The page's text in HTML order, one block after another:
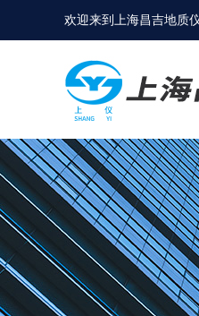
欢迎来到 上海昌吉地质